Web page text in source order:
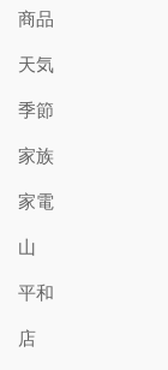
商品
天気
季節
家族
家電
山
平和
店